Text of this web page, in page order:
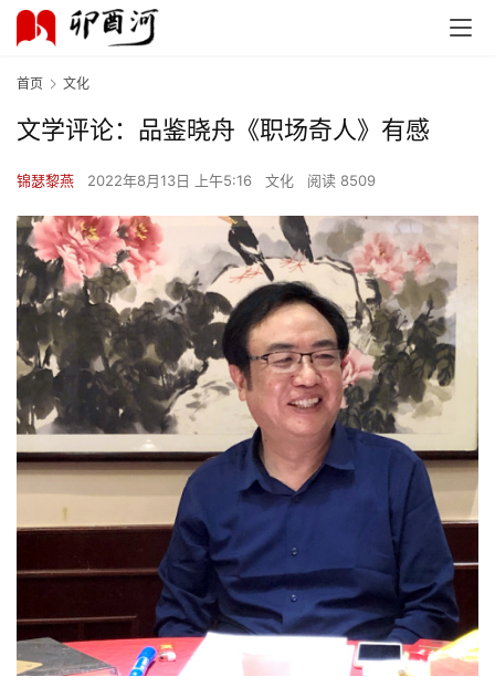
首页 文化
文学评论：品鉴晓舟《职场奇人》有感
锦瑟黎燕 2022年8月13日 上午5:16 文化 阅读 8509